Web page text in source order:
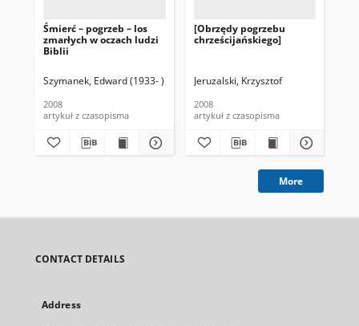
Śmierć – pogrzeb – los
zmarłych w oczach ludzi
Biblii
Szymanek, Edward (1933- )
2008
artykuł z czasopisma
[Obrzędy pogrzebu
chrześcijańskiego]
Jeruzalski, Krzysztof
2008
artykuł z czasopisma
More
CONTACT DETAILS
Address